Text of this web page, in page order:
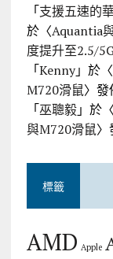
「支援五速的
於〈Aquantia
度提升至2.5/
「Kenny」於〈
M720滑鼠〉發
「巫聰毅」於〈
與M720滑鼠〉
標籤
AMD Apple